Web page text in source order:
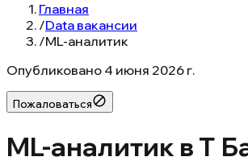
Главная
/Data вакансии
/ML-аналитик
Опубликовано 4 июня 2026 г.
Пожаловаться
ML-аналитик в Т